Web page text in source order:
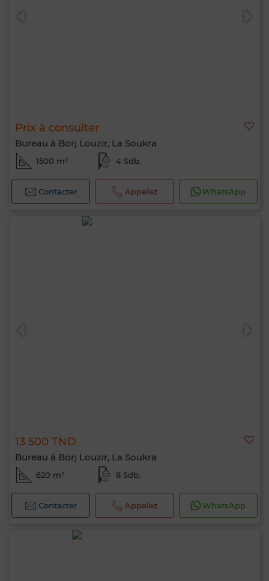
Prix à consulter
Bureau à Borj Louzir, La Soukra
1500 m² 4 Sdb.
Contacter Appelez WhatsApp
13 500 TND
Bureau à Borj Louzir, La Soukra
620 m² 8 Sdb.
Contacter Appelez WhatsApp